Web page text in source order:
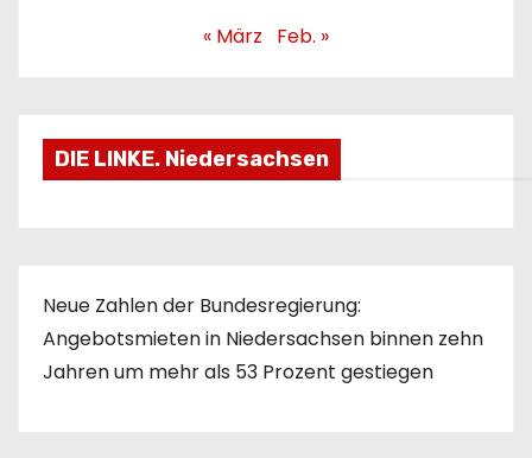
« März Feb. »
DIE LINKE. Niedersachsen
Neue Zahlen der Bundesregierung:
Angebotsmieten in Niedersachsen binnen zehn
Jahren um mehr als 53 Prozent gestiegen